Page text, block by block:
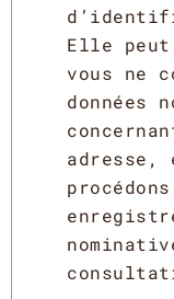
Elle peut
vous ne
données
adresse,